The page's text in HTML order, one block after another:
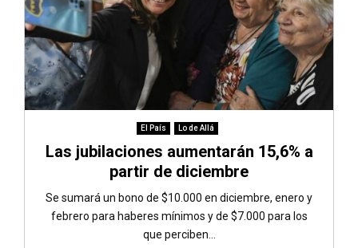
El País Lo de Allá
Las jubilaciones aumentarán 15,6% a
partir de diciembre
Se sumará un bono de $10.000 en diciembre, enero y
febrero para haberes mínimos y de $7.000 para los
que perciben...